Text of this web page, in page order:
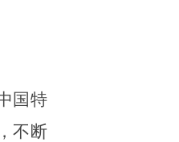
国特
，不断